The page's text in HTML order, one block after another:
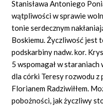
Stanisława Antoniego
wątpliwości w sprawie
tonie serdecznym
Boskiemu. Życzliwość jest
podskarbiny nadw. kor.
5 wspomagał w staraniach
dla córki Teresy rozwodu z
Florianem Radziwiłłem.
pobożności, jak życzliwy